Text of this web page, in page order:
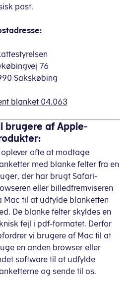
post.
76
Sakskøbing
blanket 04.063
brugere af Apple-
oplever ofte at modtage
med blanke felter fra en
der har brugt Safari-
eller billedfremviseren
Mac til at udfylde blanketten
De blanke felter skyldes en
fejl i pdf-formatet. Derfor
vi brugere af Mac til at
en anden browser eller
software til at udfylde
og sende til os.